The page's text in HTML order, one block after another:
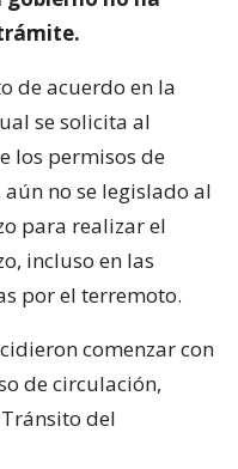
de acuerdo en la
se solicita al
los permisos de
no se legislado al
para realizar el
incluso en las
por el terremoto.
comenzar con
de circulación,
del